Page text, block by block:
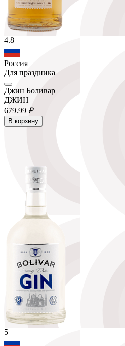
4.8
Россия
Для праздника
Джин Боливар
ДЖИН
679.99 ₽
В корзину
5